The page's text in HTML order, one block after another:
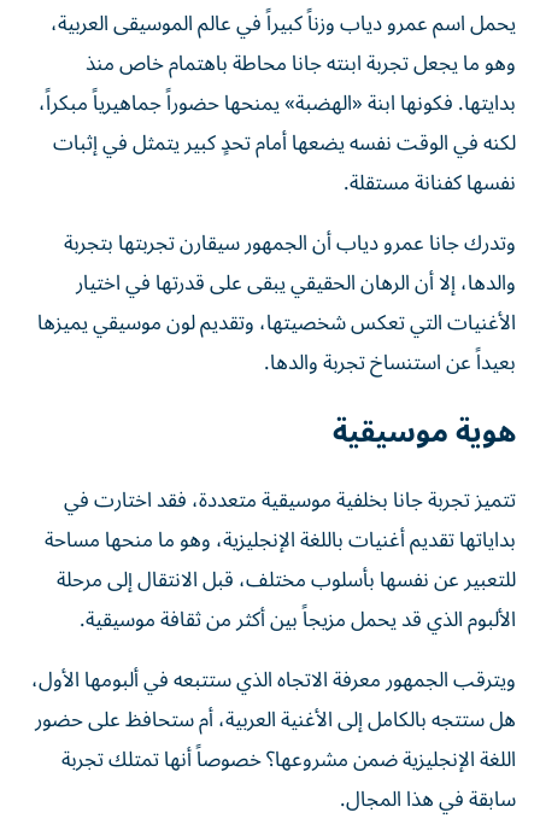
يحمل اسم عمرو دياب وزناً كبيراً في عالم الموسيقى العربية،
وهو ما يجعل تجربة ابنته جانا محاطة باهتمام خاص منذ
بدايتها. فكونها ابنة «الهضبة» يمنحها حضوراً جماهيرياً مبكراً،
لكنه في الوقت نفسه يضعها أمام تحدٍ كبير يتمثل في إثبات
نفسها كفنانة مستقلة.
وتدرك جانا عمرو دياب أن الجمهور سيقارن تجربتها بتجربة
والدها، إلا أن الرهان الحقيقي يبقى على قدرتها في اختيار
الأغنيات التي تعكس شخصيتها، وتقديم لون موسيقي يميزها
بعيداً عن استنساخ تجربة والدها.
هوية موسيقية
تتميز تجربة جانا بخلفية موسيقية متعددة، فقد اختارت في
بداياتها تقديم أغنيات باللغة الإنجليزية، وهو ما منحها مساحة
للتعبير عن نفسها بأسلوب مختلف، قبل الانتقال إلى مرحلة
الألبوم الذي قد يحمل مزيجاً بين أكثر من ثقافة موسيقية.
ويترقب الجمهور معرفة الاتجاه الذي ستتبعه في ألبومها الأول،
هل ستتجه بالكامل إلى الأغنية العربية، أم ستحافظ على حضور
اللغة الإنجليزية ضمن مشروعها؟ خصوصاً أنها تمتلك تجربة
سابقة في هذا المجال.